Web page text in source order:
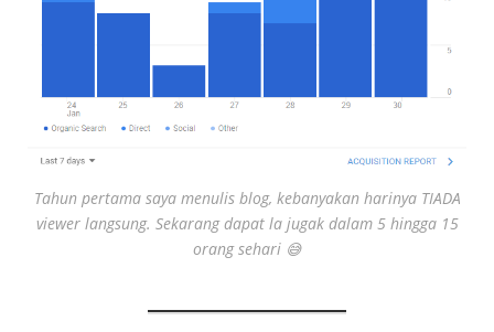
Tahun pertama saya menulis blog, kebanyakan harinya TIADA
viewerlangsung. Sekarang dapat la jugak dalam 5 hingga 15
orang sehari 😅